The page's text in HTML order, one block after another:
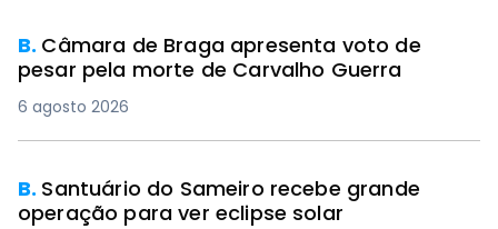
B. Câmara de Braga apresenta voto de
pesar pela morte de Carvalho Guerra
6 agosto 2026
B. Santuário do Sameiro recebe grande
operação para ver eclipse solar